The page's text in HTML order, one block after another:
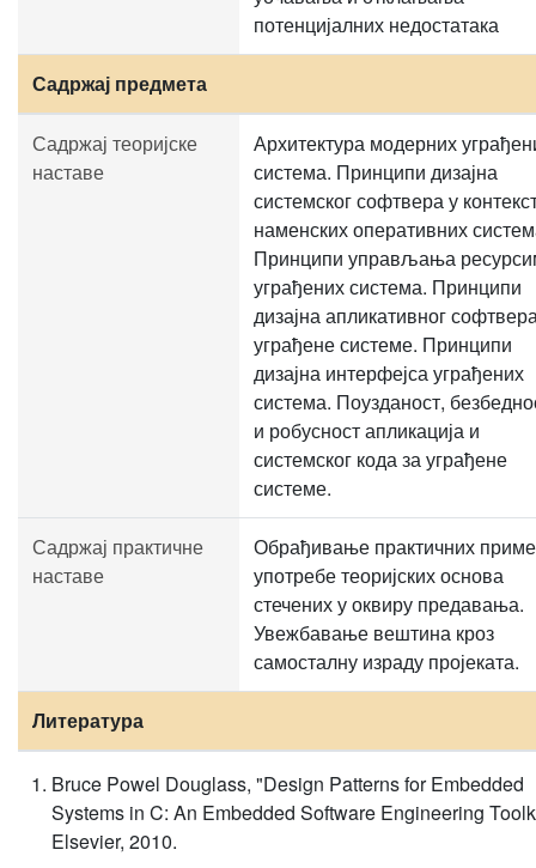
потенцијалних недостатака
Садржај предмета
Садржај теоријске
наставе
Архитектура модерних
система. Принципи дизајна
системског софтвера у
наменских оперативних
Принципи управљања
уграђених система. Принципи
дизајна апликативног
уграђене системе. Принципи
дизајна интерфејса уграђених
система. Поузданост,
и робусност апликација и
системског кода за уграђене
системе.
Садржај практичне
наставе
Обрађивање практичних
употребе теоријских основа
стечених у оквиру предавања.
Увежбавање вештина кроз
самосталну израду пројеката.
Литература
Bruce Powel Douglass, "Design Patterns for Embedded
Systems in C: An Embedded Software Engineering
Elsevier, 2010.